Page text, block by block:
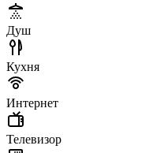
Душ
Кухня
Интернет
Телевизор